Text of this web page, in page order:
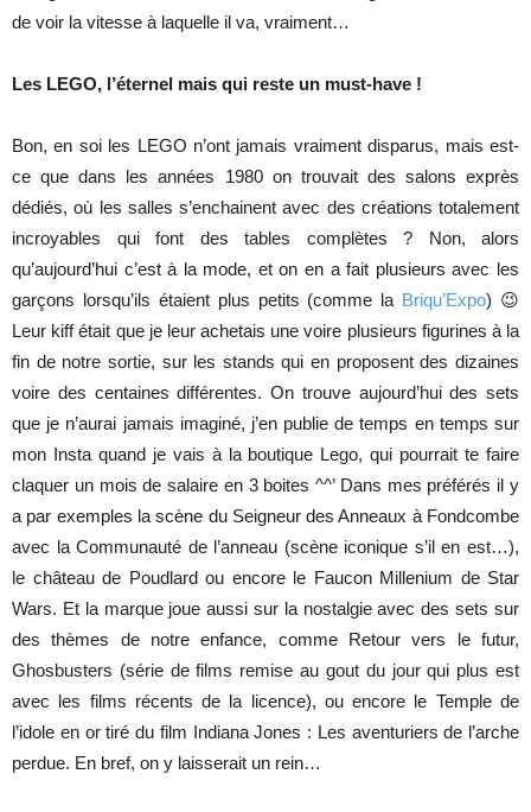
de voir la vitesse à laquelle il va, vraiment…
Les LEGO, l’éternel mais qui reste un must-have !
Bon, en soi les LEGO n’ont jamais vraiment disparus, mais est-
ce que dans les années 1980 on trouvait des salons exprès
dédiés, où les salles s’enchainent avec des créations totalement
incroyables qui font des tables complètes ? Non, alors
qu’aujourd’hui c’est à la mode, et on en a fait plusieurs avec les
garçons lorsqu’ils étaient plus petits (comme la Briqu’Expo) 😉
Leur kiff était que je leur achetais une voire plusieurs figurines à la
fin de notre sortie, sur les stands qui en proposent des dizaines
voire des centaines différentes. On trouve aujourd’hui des sets
que je n’aurai jamais imaginé, j’en publie de temps en temps sur
mon Insta quand je vais à la boutique Lego, qui pourrait te faire
claquer un mois de salaire en 3 boites ^^’ Dans mes préférés il y
a par exemples la scène du Seigneur des Anneaux à Fondcombe
avec la Communauté de l’anneau (scène iconique s’il en est…),
le château de Poudlard ou encore le Faucon Millenium de Star
Wars. Et la marque joue aussi sur la nostalgie avec des sets sur
des thèmes de notre enfance, comme Retour vers le futur,
Ghosbusters (série de films remise au gout du jour qui plus est
avec les films récents de la licence), ou encore le Temple de
l’idole en or tiré du film Indiana Jones : Les aventuriers de l’arche
perdue. En bref, on y laisserait un rein…